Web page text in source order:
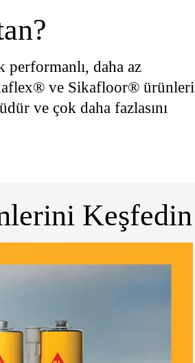
performanlı, daha az
ve Sikafloor® ürünleri
ve çok daha fazlasını
Keşfedin